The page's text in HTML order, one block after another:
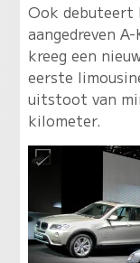
Ook debuteert
aangedreven
kreeg een
eerste
uitstoot van
kilometer.